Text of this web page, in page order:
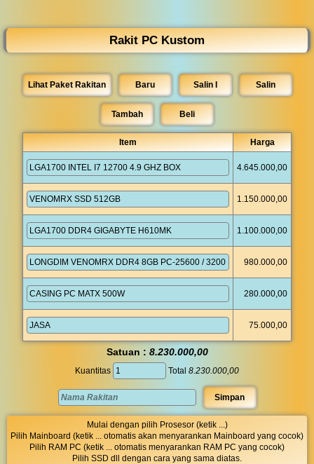
Rakit PC Kustom
Lihat Paket Rakitan Baru Salin I Salin
Tambah
Item Harga
4.645.000,00
1.150.000,00
1.100.000,00
980.000,00
280.000,00
75.000,00
Satuan : 8.230.000,00
Kuantitas Total 8.230.000,00
Mulai dengan pilih Prosesor (ketik ...)
Pilih Mainboard (ketik ... otomatis akan menyarankan Mainboard yang cocok)
Pilih RAM PC (ketik ... otomatis menyarankan RAM PC yang cocok)
Pilih SSD dll dengan cara yang sama diatas.